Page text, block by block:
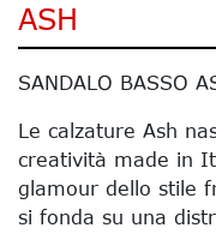
ASH
SANDALO BASSO
Le calzature Ash
creatività made in
glamour dello stile
si fonda su una